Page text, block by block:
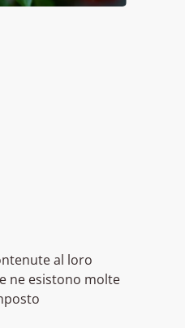
al loro
ne esistono molte